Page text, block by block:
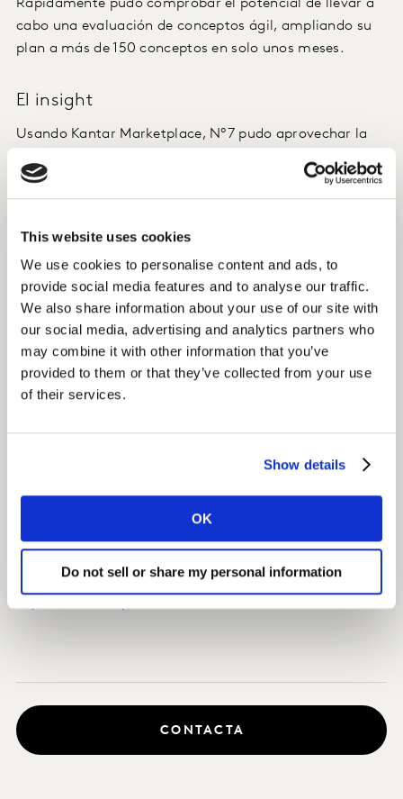
This website uses cookies
We use cookies to personalise content and ads, to
provide social media features and to analyse our traffic.
We also share information about your use of our site with
our social media, advertising and analytics partners who
may combine it with other information that you’ve
provided to them or that they’ve collected from your use
of their services.
Show details
OK
Do not sell or share my personal information
Rápidamente pudo comprobar el potencial de llevar a
cabo una evaluación de conceptos ágil, ampliando su
plan a más de 150 conceptos en solo unos meses.
El insight
Usando Kantar Marketplace, Nº7 pudo aprovechar la
plataforma, mientras se beneficiaba de los servicios de
consultoría de Kantar. La marca obtuvo
cómo mejorar los conceptos, lo que le generó
confianza para desarrollar su futura gama de
productos.
El resultado
Adoptar un enfoque sistemático basado en Kantar
Marketplace permitió a Nº7 acceder a resultados
verdaderamente ágil para impulsar un desarrollo más
industria de los cosméticos y el cuidado de la piel desde
recientes ayudarán a posicionar la marca para resistir
CONTACTA